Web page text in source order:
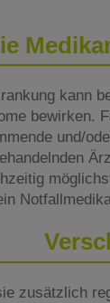
kann
bewirken.
und/
zusätzlich